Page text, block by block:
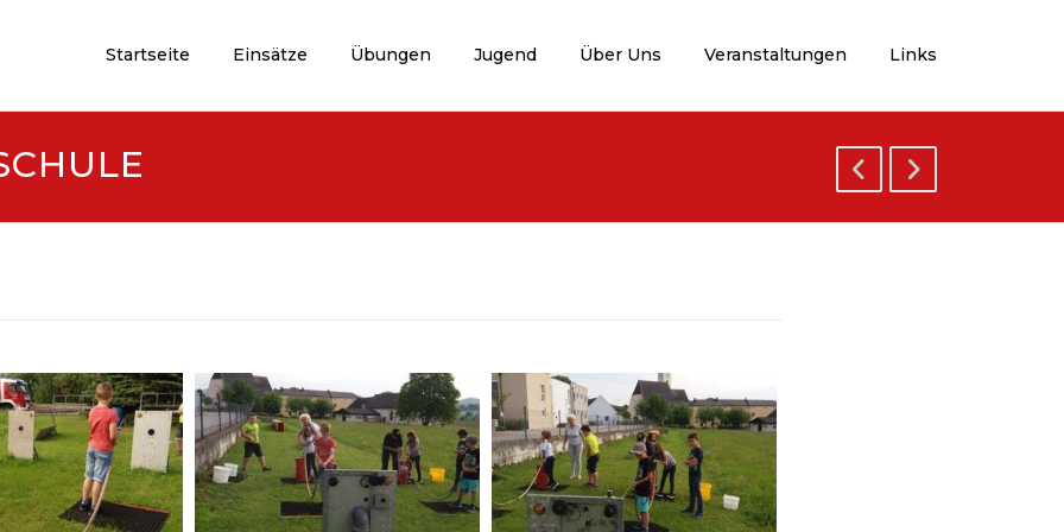
Startseite Einsätze Übungen Jugend Über Uns Veranstaltungen Links